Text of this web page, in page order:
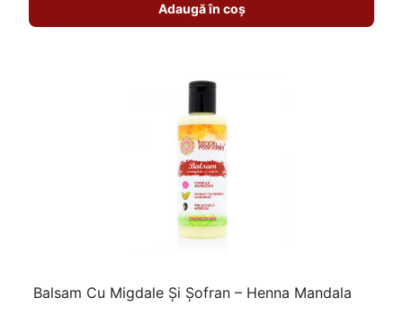
Adaugă în coș
Balsam Cu Migdale Și Șofran – Henna Mandala